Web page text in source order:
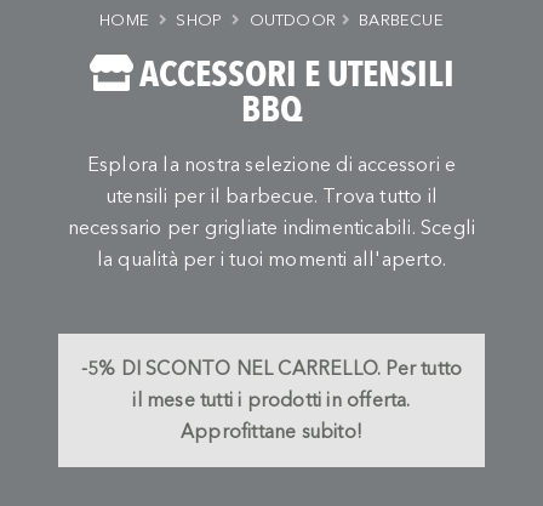
ACCESSORI E UTENSILI
BBQ
Esplora la nostra selezione di accessori e
utensili per il barbecue. Trova tutto il
necessario per grigliate indimenticabili. Scegli
la qualità per i tuoi momenti all'aperto.
-5% DI SCONTO NEL CARRELLO. Per tutto
il mese tutti i prodotti in offerta.
Approfittane subito!
HOME SHOP OUTDOOR BARBECUE